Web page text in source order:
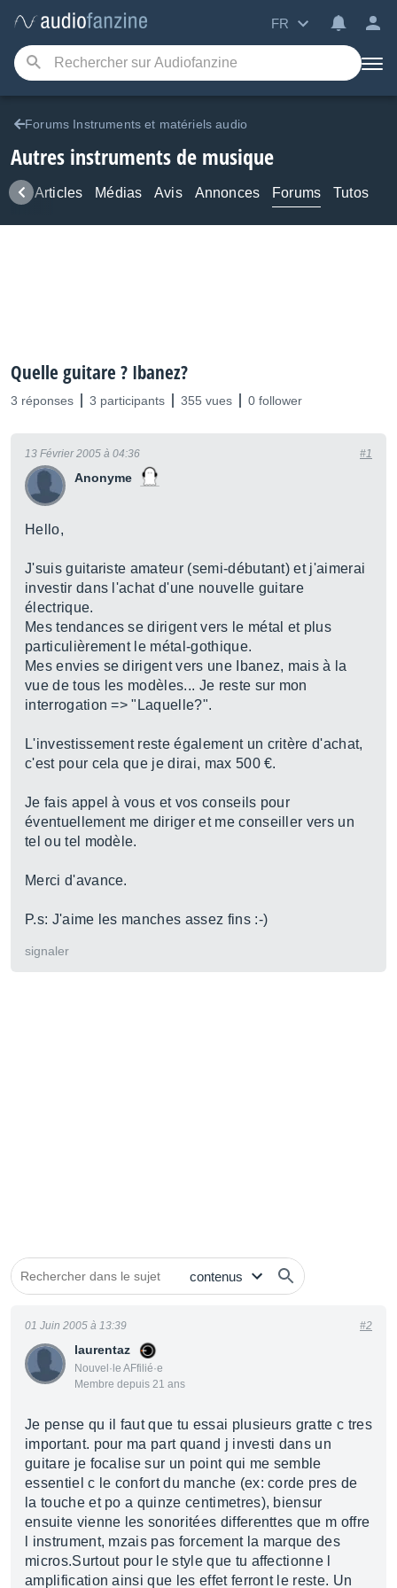
FR
Forums Instruments et matériels audio
Autres instruments de musique
Articles Médias Avis Annonces Forums Tutos
Quelle guitare ? Ibanez?
3 réponses 3 participants 355 vues 0 follower
Anonyme
13 Février 2005 à 04:36 #1
Hello,
J'suis guitariste amateur (semi-débutant) et j'aimerai
investir dans l'achat d'une nouvelle guitare
électrique.
Mes tendances se dirigent vers le métal et plus
particulièrement le métal-gothique.
Mes envies se dirigent vers une Ibanez, mais à la
vue de tous les modèles... Je reste sur mon
interrogation => "Laquelle?".
L'investissement reste également un critère d'achat,
c'est pour cela que je dirai, max 500 €.
Je fais appel à vous et vos conseils pour
éventuellement me diriger et me conseiller vers un
tel ou tel modèle.
Merci d'avance.
P.s: J'aime les manches assez fins :-)
signaler
laurentaz
Nouvel·le AFfilié·e
Membre depuis 21 ans
01 Juin 2005 à 13:39 #2
Je pense qu il faut que tu essai plusieurs gratte c tres
important. pour ma part quand j investi dans un
guitare je focalise sur un point qui me semble
essentiel c le confort du manche (ex: corde pres de
la touche et po a quinze centimetres), biensur
ensuite vienne les sonoritées differenttes que m offre
l instrument, mzais pas forcement la marque des
micros.Surtout pour le style que tu affectionne l
amplification ainsi que les effet ferront le reste. Un